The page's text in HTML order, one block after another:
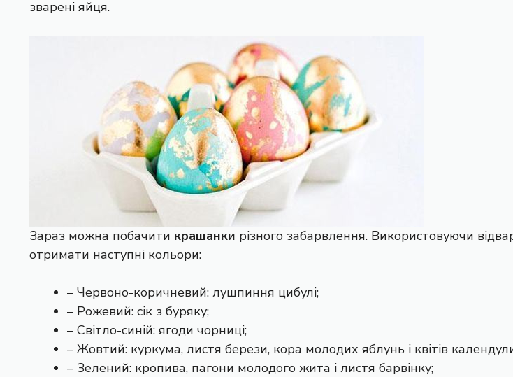
зварені яйця.
Зараз можна побачити крашанки різного забарвлення. Використовуючи
отримати наступні кольори:
– Червоно-коричневий: лушпиння цибулі;
– Рожевий: сік з буряку;
– Світло-синій: ягоди чорниці;
– Жовтий: куркума, листя берези, кора молодих яблунь і квітів
– Зелений: кропива, пагони молодого жита і листя барвінку;